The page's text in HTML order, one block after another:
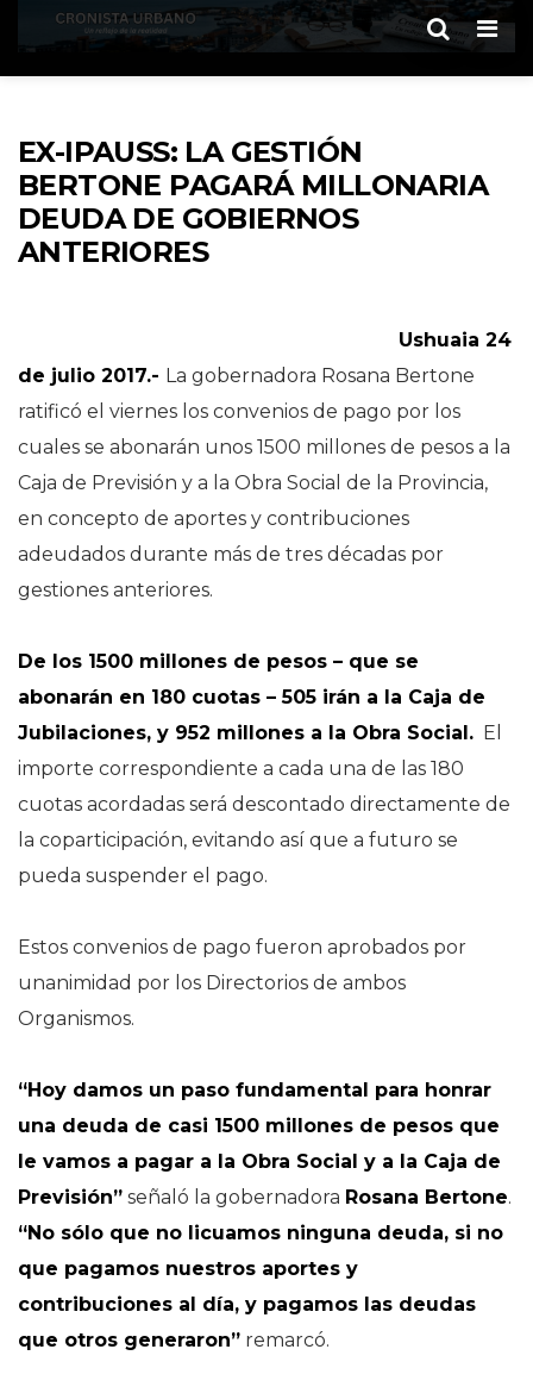
EX-IPAUSS: LA GESTIÓN
BERTONE PAGARÁ MILLONARIA
DEUDA DE GOBIERNOS
ANTERIORES
Ushuaia 24
de julio 2017.- La gobernadora Rosana Bertone
ratificó el viernes los convenios de pago por los
cuales se abonarán unos 1500 millones de pesos a la
Caja de Previsión y a la Obra Social de la Provincia,
en concepto de aportes y contribuciones
adeudados durante más de tres décadas por
gestiones anteriores.
De los 1500 millones de pesos – que se
abonarán en 180 cuotas – 505 irán a la Caja de
Jubilaciones, y 952 millones a la Obra Social. El
importe correspondiente a cada una de las 180
cuotas acordadas será descontado directamente de
la coparticipación, evitando así que a futuro se
pueda suspender el pago.
Estos convenios de pago fueron aprobados por
unanimidad por los Directorios de ambos
Organismos.
“Hoy damos un paso fundamental para honrar
una deuda de casi 1500 millones de pesos que
le vamos a pagar a la Obra Social y a la Caja de
Previsión” señaló la gobernadora Rosana Bertone.
“No sólo que no licuamos ninguna deuda, si no
que pagamos nuestros aportes y
contribuciones al día, y pagamos las deudas
que otros generaron” remarcó.